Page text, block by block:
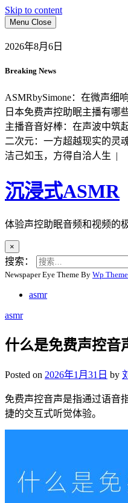
Skip to content
Menu Close
2026年8月6日
Breaking News
ASMRbySimone：在微声细
日本免费声控助眠主播有哪
主播音音好棒：在声波中筑
二次元：一方超越现实的灵
洁己如玉，方得自洽人生 |
沉浸式ASMR
体验声控助眠音频和视频的
×
搜索：
Newspaper Eye Theme By Wp
asmr
asmr
什么是免费声控音
Posted on 2026年1月31日 by
免费声控音声是指通过语音
捷的交互式听觉体验。